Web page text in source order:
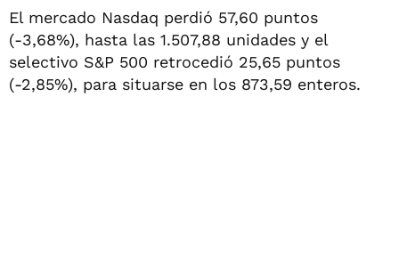
El mercado Nasdaq perdió 57,60 puntos
(-3,68%), hasta las 1.507,88 unidades y el
selectivo S&P 500 retrocedió 25,65 puntos
(-2,85%), para situarse en los 873,59 enteros.